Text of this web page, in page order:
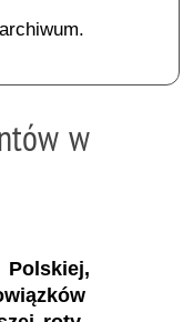
w
Polskiej,